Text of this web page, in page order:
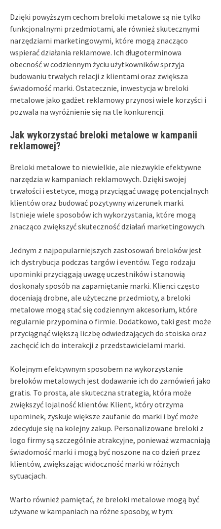
Dzięki powyższym cechom breloki metalowe są nie tylko
funkcjonalnymi przedmiotami, ale również skutecznymi
narzędziami marketingowymi, które mogą znacząco
wspierać działania reklamowe. Ich długoterminowa
obecność w codziennym życiu użytkowników sprzyja
budowaniu trwałych relacji z klientami oraz zwiększa
świadomość marki. Ostatecznie, inwestycja w breloki
metalowe jako gadżet reklamowy przynosi wiele korzyści i
pozwala na wyróżnienie się na tle konkurencji.
Jak wykorzystać breloki metalowe w kampanii
reklamowej?
Breloki metalowe to niewielkie, ale niezwykle efektywne
narzędzia w kampaniach reklamowych. Dzięki swojej
trwałości i estetyce, mogą przyciągać uwagę potencjalnych
klientów oraz budować pozytywny wizerunek marki.
Istnieje wiele sposobów ich wykorzystania, które mogą
znacząco zwiększyć skuteczność działań marketingowych.
Jednym z najpopularniejszych zastosowań breloków jest
ich dystrybucja podczas targów i eventów. Tego rodzaju
upominki przyciągają uwagę uczestników i stanowią
doskonały sposób na zapamiętanie marki. Klienci często
doceniają drobne, ale użyteczne przedmioty, a breloki
metalowe mogą stać się codziennym akcesorium, które
regularnie przypomina o firmie. Dodatkowo, taki gest może
przyciągnąć większą liczbę odwiedzających do stoiska oraz
zachęcić ich do interakcji z przedstawicielami marki.
Kolejnym efektywnym sposobem na wykorzystanie
breloków metalowych jest dodawanie ich do zamówień jako
gratis. To prosta, ale skuteczna strategia, która może
zwiększyć lojalność klientów. Klient, który otrzyma
upominek, zyskuje większe zaufanie do marki i być może
zdecyduje się na kolejny zakup. Personalizowane breloki z
logo firmy są szczególnie atrakcyjne, ponieważ wzmacniają
świadomość marki i mogą być noszone na co dzień przez
klientów, zwiększając widoczność marki w różnych
sytuacjach.
Warto również pamiętać, że breloki metalowe mogą być
używane w kampaniach na różne sposoby, w tym: